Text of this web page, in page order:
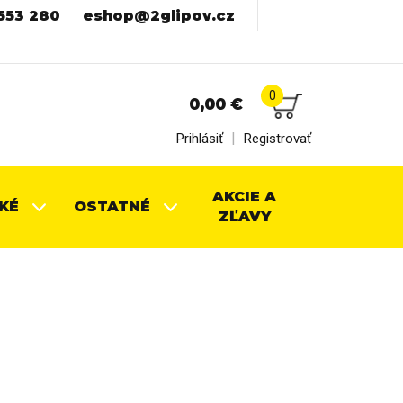
280 eshop@2glipov.cz
0,00 € 0
Prihlásiť | Registrovať
OSTATNÉ
AKCIE A
ZĽAVY